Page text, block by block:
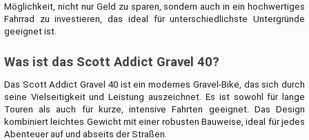
Möglichkeit, nicht nur Geld zu sparen, sondern auch in ein hochwertiges
Fahrrad zu investieren, das ideal für unterschiedlichste Untergründe
geeignet ist.
Was ist das Scott Addict Gravel 40?
Das Scott Addict Gravel 40 ist ein modernes Gravel-Bike, das sich durch
seine Vielseitigkeit und Leistung auszeichnet. Es ist sowohl für lange
Touren als auch für kurze, intensive Fahrten geeignet. Das Design
kombiniert leichtes Gewicht mit einer robusten Bauweise, ideal für jedes
Abenteuer auf und abseits der Straßen.